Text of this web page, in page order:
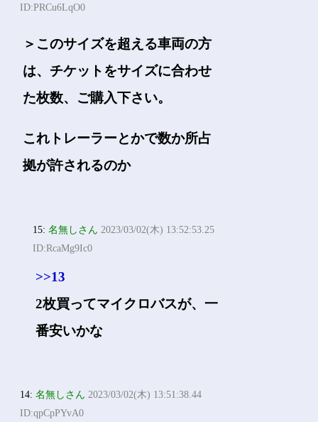
ID:PRCu6LqO0
＞このサイズを超える車両の方
は、チケットをサイズに合わせ
た枚数、ご購入下さい。
これトレーラーとかで数か所占
拠が許されるのか
15:名無しさん 2023/03/02(木) 13:52:53.25
ID:RcaMg9Ic0
>>13
2枚買ってマイクロバスが、一
番安いかな
14:名無しさん 2023/03/02(木) 13:51:38.44
ID:qpCpPYvA0